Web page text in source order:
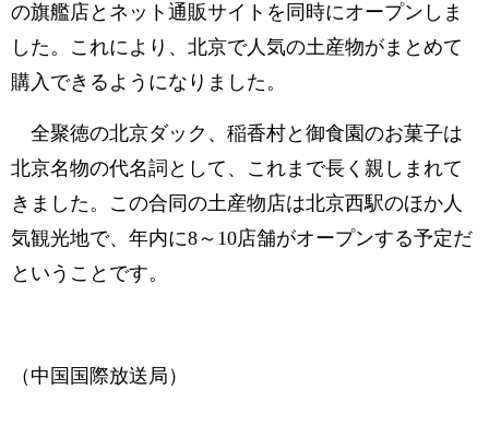
中日対訳
の旗艦店とネット通販サイトを同時にオープンしま
した。これにより、北京で人気の土産物がまとめて
購入できるようになりました。
全聚徳の北京ダック、稲香村と御食園のお菓子は
北京名物の代名詞として、これまで長く親しまれて
きました。この合同の土産物店は北京西駅のほか人
気観光地で、年内に8～ 10店舗がオープンする予定だ
ということです。
（中国国際放送局）